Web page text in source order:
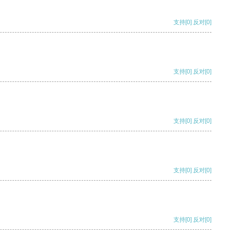
支持[0] 反对[0]
支持[0] 反对[0]
支持[0] 反对[0]
支持[0] 反对[0]
支持[0] 反对[0]